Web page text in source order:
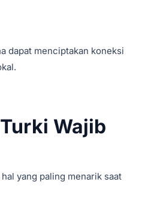
dapat menciptakan koneksi
Wajib
yang paling menarik saat